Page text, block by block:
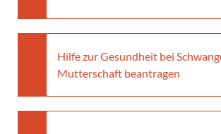
Hilfe zur Gesundheit bei
Mutterschaft beantragen